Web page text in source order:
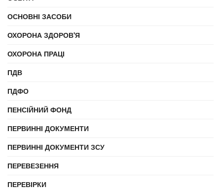
ОСНОВНІ ЗАСОБИ
ОХОРОНА ЗДОРОВ'Я
ОХОРОНА ПРАЦІ
ПДВ
ПДФО
ПЕНСІЙНИЙ ФОНД
ПЕРВИННІ ДОКУМЕНТИ
ПЕРВИННІ ДОКУМЕНТИ ЗСУ
ПЕРЕВЕЗЕННЯ
ПЕРЕВІРКИ